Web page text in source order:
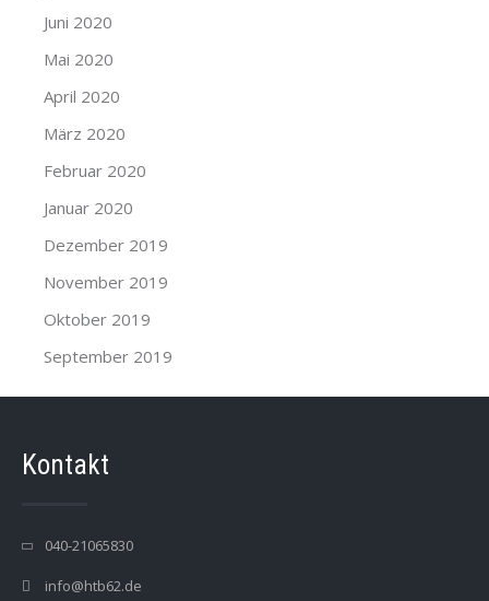
Juni 2020
Mai 2020
April 2020
März 2020
Februar 2020
Januar 2020
Dezember 2019
November 2019
Oktober 2019
September 2019
Kontakt
040-21065830
info@htb62.de